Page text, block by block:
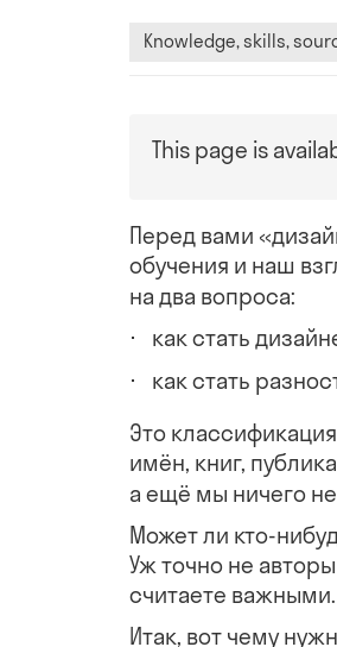
Knowledge, skills,
This page is
Перед вами
обучения и наш
на два вопроса:
как стать
как стать
Это
имён, книг,
а ещё мы ничего
Может ли кто-
Уж точно не
считаете важными.
Итак, вот чему